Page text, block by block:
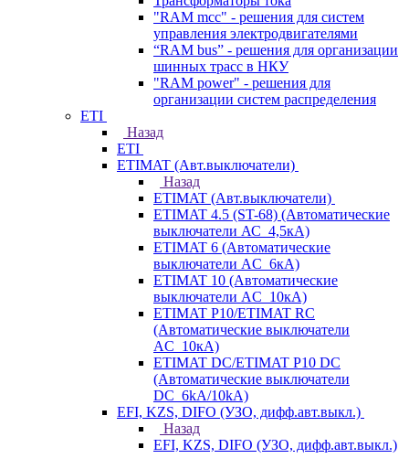
"RAM mcc" - решения для систем
управления электродвигателями
“RAM bus” - решения для организации
шинных трасс в НКУ
"RAM power" - решения для
организации систем распределения
ETI
Назад
ETI
ETIMAT (Авт.выключатели)
Назад
ETIMAT (Авт.выключатели)
ETIMAT 4.5 (ST-68) (Автоматические
выключатели АС_4,5кА)
ETIMAT 6 (Автоматические
выключатели AC_6кА)
ETIMAT 10 (Автоматические
выключатели AC_10кА)
ETIMAT P10/ETIMAT RC
(Автоматические выключатели
AC_10кА)
ETIMAT DC/ETIMAT P10 DC
(Автоматические выключатели
DC_6kA/10kA)
EFI, KZS, DIFO (УЗО, дифф.авт.выкл.)
Назад
EFI, KZS, DIFO (УЗО, дифф.авт.выкл.)